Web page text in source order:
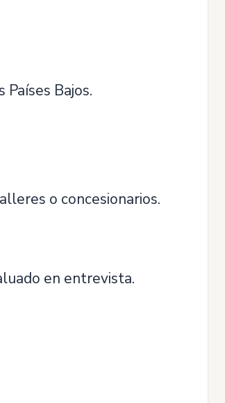
Bajos.
o concesionarios.
en entrevista.